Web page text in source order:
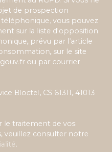
de prospection
vous pouvez
sur la liste d'opposition
prévu par l'article
sur le site
ou par courrier
Bloctel, CS 61311, 41013
le traitement de vos
veuillez consulter notre
.